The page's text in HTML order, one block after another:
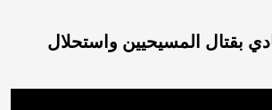
بقتال المسيحيين واستحلال